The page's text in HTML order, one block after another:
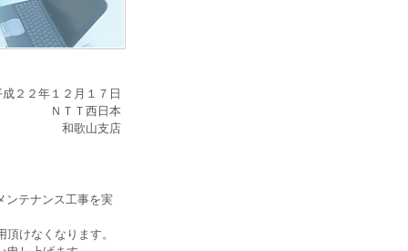
成２２年１２月１７日
ＮＴＴ西日本
和歌山支店
ンテナンス工事を実
けなくなります。